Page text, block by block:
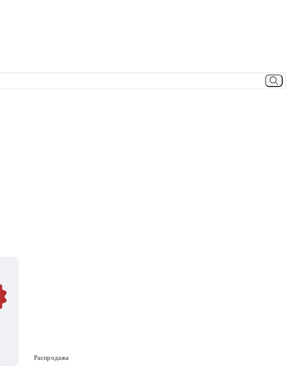
Распродажа